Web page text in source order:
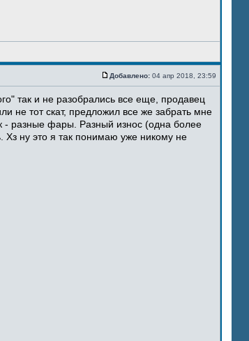
Добавлено: 04 апр 2018, 23:59
так и не разобрались все еще, продавец
не тот скат, предложил все же забрать мне
- разные фары. Разный износ (одна более
ну это я так понимаю уже никому не